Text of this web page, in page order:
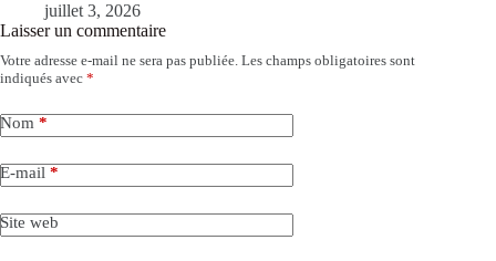
juillet 3, 2026
Laisser un commentaire
Votre adresse e-mail ne sera pas publiée. Les champs obligatoires sont
indiqués avec *
Nom *
E-mail *
Site web